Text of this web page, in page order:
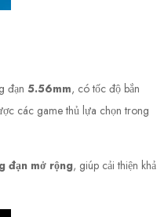
đạn 5.56mm, có tốc độ bắn
các game thủ lựa chọn trong
đạn mở rộng, giúp cải thiện khả